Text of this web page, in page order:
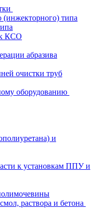
типа
КСО
абразива
очистки труб
оборудованию
и
к установкам ППУ и
раствора и бетона